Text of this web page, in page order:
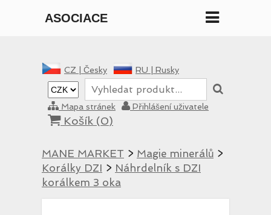
ASOCIACE
CZ | Česky RU | Rusky
Mapa stránek Přihlášení uživatele
Košík (0)
MANE MARKET > Magie minerálů >
Korálky DZI > Náhrdelník s DZI
korálkem 3 oka